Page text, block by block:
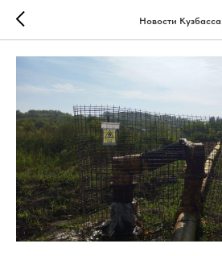
Новости Кузбасса